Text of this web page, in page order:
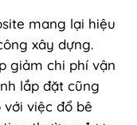
mang lại hiệu
xây dựng.
giảm chi phí vận
lắp đặt cũng
việc đổ bê